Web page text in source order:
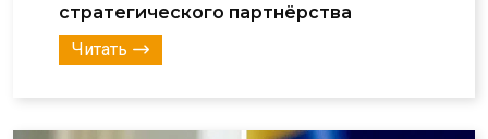
стратегического партнёрства
Читать